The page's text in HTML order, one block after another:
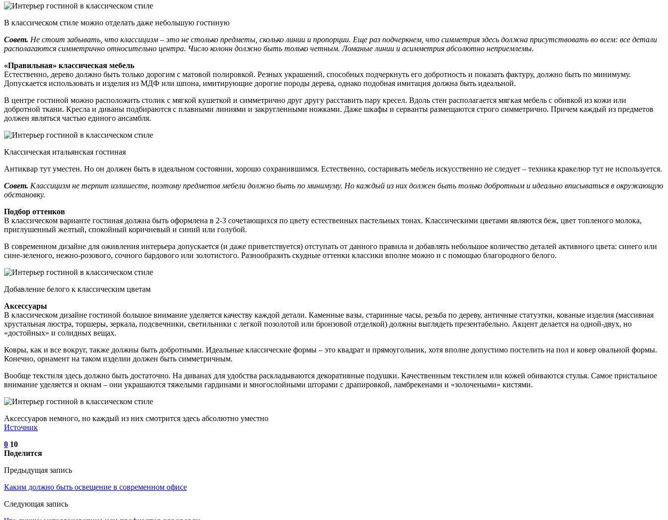
В классическом стиле можно отделать даже небольшую гостиную
Совет. Не стоит забывать, что классицизм – это не столько предметы, сколько линии и пропорции. Еще раз подчеркнем, что симметрия здесь должна присутствовать во всем: все детали
располагаются симметрично относительно центра. Число колонн должно быть только четным. Ломаные линии и асимметрия абсолютно неприемлемы.
«Правильная» классическая мебель
Естественно, дерево должно быть только дорогим с матовой полировкой. Резных украшений, способных подчеркнуть его добротность и показать фактуру, должно быть по минимуму.
Допускается использовать и изделия из МДФ или шпона, имитирующие дорогие породы дерева, однако подобная имитация должна быть идеальной.
В центре гостиной можно расположить столик с мягкой кушеткой и симметрично друг другу расставить пару кресел. Вдоль стен располагается мягкая мебель с обивкой из кожи или
добротной ткани. Кресла и диваны подбираются с плавными линиями и закругленными ножками. Даже шкафы и серванты размещаются строго симметрично. Причем каждый из предметов
должен являться частью единого ансамбля.
Классическая итальянская гостиная
Антиквар тут уместен. Но он должен быть в идеальном состоянии, хорошо сохранившимся. Естественно, состаривать мебель искусственно не следует – техника кракелюр тут не используется.
Совет. Классицизм не терпит излишеств, поэтому предметов мебели должно быть по минимуму. Но каждый из них должен быть только добротным и идеально вписываться в окружающую
обстановку.
Подбор оттенков
В классическом варианте гостиная должна быть оформлена в 2-3 сочетающихся по цвету естественных пастельных тонах. Классическими цветами являются беж, цвет топленого молока,
приглушенный желтый, спокойный коричневый и синий или голубой.
В современном дизайне для оживления интерьера допускается (и даже приветствуется) отступать от данного правила и добавлять небольшое количество деталей активного цвета: синего или
сине-зеленого, нежно-розового, сочного бардового или золотистого. Разнообразить скудные оттенки классики вполне можно и с помощью благородного белого.
Добавление белого к классическим цветам
Аксессуары
В классическом дизайне гостиной большое внимание уделяется качеству каждой детали. Каменные вазы, старинные часы, резьба по дереву, античные статуэтки, кованые изделия (массивная
хрустальная люстра, торшеры, зеркала, подсвечники, светильники с легкой позолотой или бронзовой отделкой) должны выглядеть презентабельно. Акцент делается на одной-двух, но
«достойных» и солидных вещах.
Ковры, как и все вокруг, также должны быть добротными. Идеальные классические формы – это квадрат и прямоугольник, хотя вполне допустимо постелить на пол и ковер овальной формы.
Конечно, орнамент на таком изделии должен быть симметричным.
Вообще текстиля здесь должно быть достаточно. На диванах для удобства раскладываются декоративные подушки. Качественным текстилем или кожей обиваются стулья. Самое пристальное
внимание уделяется и окнам – они украшаются тяжелыми гардинами и многослойными шторами с драпировкой, ламбрекенами и «золочеными» кистями.
Аксессуаров немного, но каждый из них смотрится здесь абсолютно уместно
Источник
0 10
Поделится
Предыдущая запись
Каким должно быть освещение в современном офисе
Следующая запись